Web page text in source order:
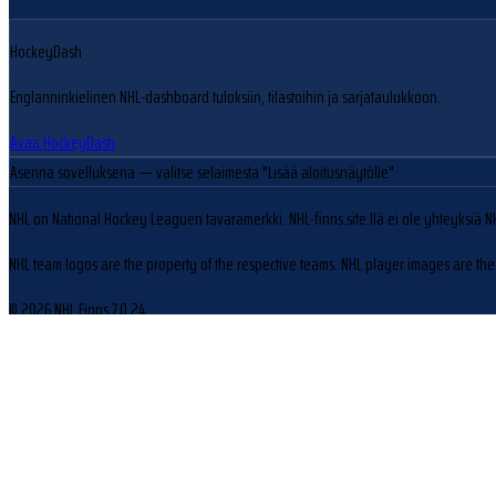
HockeyDash
Englanninkielinen NHL-dashboard tuloksiin, tilastoihin ja sarjataulukkoon.
Avaa HockeyDash
Asenna sovelluksena — valitse selaimesta "Lisää aloitusnäytölle"
NHL on National Hockey Leaguen tavaramerkki. NHL-finns.site:llä ei ole yhteyksiä
NHL team logos are the property of the respective teams. NHL player images are
© 2026 NHL Finns7.0.24